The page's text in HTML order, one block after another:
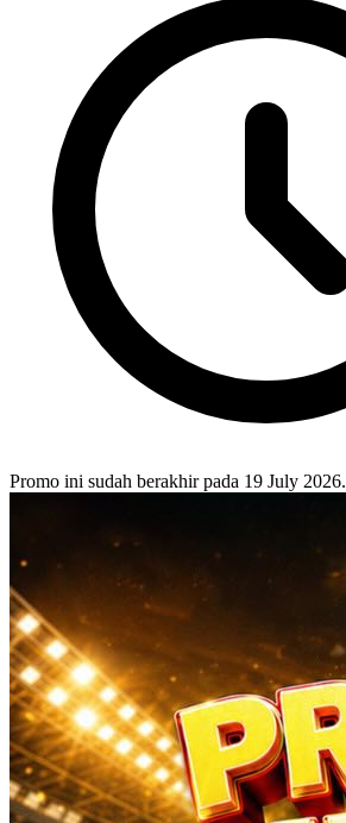
Promo ini sudah berakhir pada 19 July 2026.